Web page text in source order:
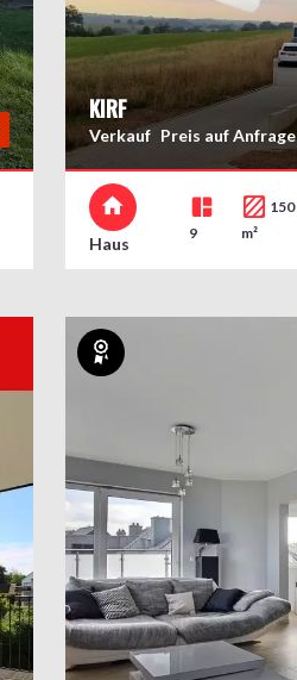
KIRF
Verkauf Preis auf Anfrage
Haus
9
150
m²